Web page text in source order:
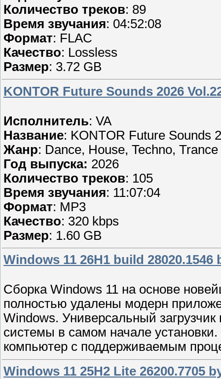
Количество треков: 89
Время звучания: 04:52:08
Формат: FLAC
Качество: Lossless
Размер: 3.72 GB
KONTOR Future Sounds 2026
Исполнитель: VA
Название: KONTOR Future Sounds
Жанр: Dance, House, Techno, Trance
Год выпуска: 2026
Количество треков: 105
Время звучания: 11:07:04
Формат: MP3
Качество: 320 kbps
Размер: 1.60 GB
Windows 11 26H1 build 28020.1546
Сборка Windows 11 на основе
полностью удалены модерн
Windows. Универсальный
системы в самом начале
компьютер с поддерживаемым
Windows 11 25H2 Lite 26200.7705